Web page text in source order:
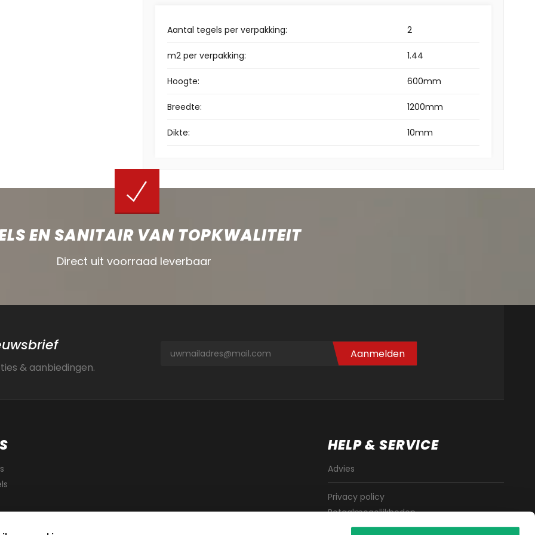
Aantal tegels per verpakking: 2
m2 per verpakking: 1.44
Hoogte: 600mm
Breedte: 1200mm
Dikte: 10mm
EN SANITAIR VAN TOPKWALITEIT
Direct uit voorraad leverbaar
& aanbiedingen.
Aanmelden
HELP & SERVICE
Advies
Privacy policy
Betaalmogelijkheden
Algemene voorwaarden